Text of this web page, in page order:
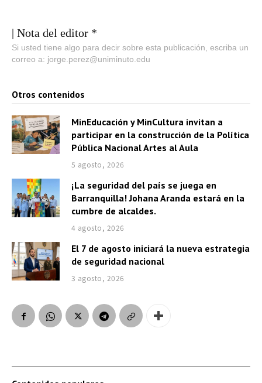
| Nota del editor *
Si usted tiene algo para decir sobre esta publicación, escriba un
correo a: jorge.perez@uniminuto.edu
Otros contenidos
MinEducación y MinCultura invitan a
participar en la construcción de la Política
Pública Nacional Artes al Aula
5 agosto, 2026
¡La seguridad del país se juega en
Barranquilla! Johana Aranda estará en la
cumbre de alcaldes.
4 agosto, 2026
El 7 de agosto iniciará la nueva estrategia
de seguridad nacional
3 agosto, 2026